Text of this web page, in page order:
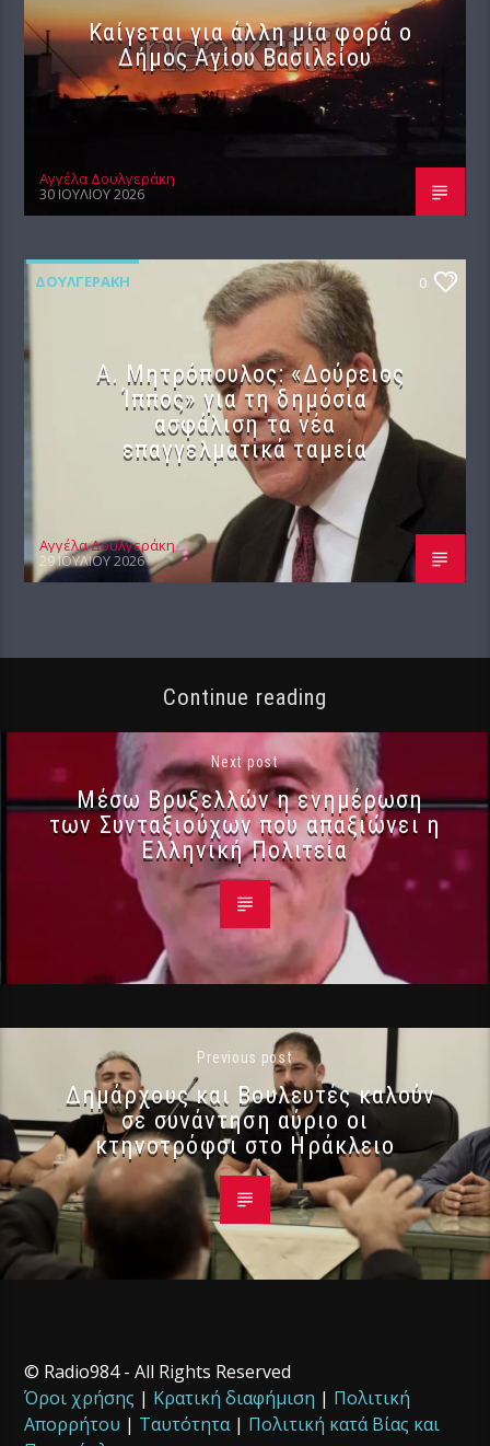
Καίγεται για άλλη μία φορά ο
Δήμος Αγίου Βασιλείου
Αγγέλα Δουλγεράκη
30 ΙΟΥΛΊΟΥ 2026
ΔΟΥΛΓΕΡΆΚΗ 0
Α. Μητρόπουλος: «Δούρειος
Ίππος» για τη δημόσια
ασφάλιση τα νέα
επαγγελματικά ταμεία
Αγγέλα Δουλγεράκη
29 ΙΟΥΛΊΟΥ 2026
Continue reading
Next post
Μέσω Βρυξελλών η ενημέρωση
των Συνταξιούχων που απαξιώνει η
Ελληνική Πολιτεία
Previous post
Δημάρχους και Βουλευτές καλούν
σε συνάντηση αύριο οι
κτηνοτρόφοι στο Ηράκλειο
© Radio984 - All Rights Reserved
Όροι χρήσης | Κρατική διαφήμιση | Πολιτική
Απορρήτου | Ταυτότητα| Πολιτική κατά Βίας και